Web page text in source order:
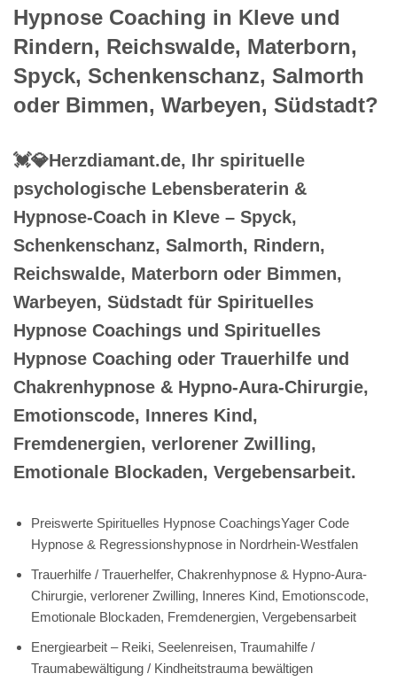
Hypnose Coaching in Kleve und
Rindern, Reichswalde, Materborn,
Spyck, Schenkenschanz, Salmorth
oder Bimmen, Warbeyen, Südstadt?
💓️💎Herzdiamant.de, Ihr spirituelle
psychologische Lebensberaterin &
Hypnose-Coach in Kleve – Spyck,
Schenkenschanz, Salmorth, Rindern,
Reichswalde, Materborn oder Bimmen,
Warbeyen, Südstadt für Spirituelles
Hypnose Coachings und Spirituelles
Hypnose Coaching oder Trauerhilfe und
Chakrenhypnose & Hypno-Aura-Chirurgie,
Emotionscode, Inneres Kind,
Fremdenergien, verlorener Zwilling,
Emotionale Blockaden, Vergebensarbeit.
Preiswerte Spirituelles Hypnose CoachingsYager Code
Hypnose & Regressionshypnose in Nordrhein-Westfalen
Trauerhilfe / Trauerhelfer, Chakrenhypnose & Hypno-Aura-
Chirurgie, verlorener Zwilling, Inneres Kind, Emotionscode,
Emotionale Blockaden, Fremdenergien, Vergebensarbeit
Energiearbeit – Reiki, Seelenreisen, Traumahilfe /
Traumabewältigung / Kindheitstrauma bewältigen